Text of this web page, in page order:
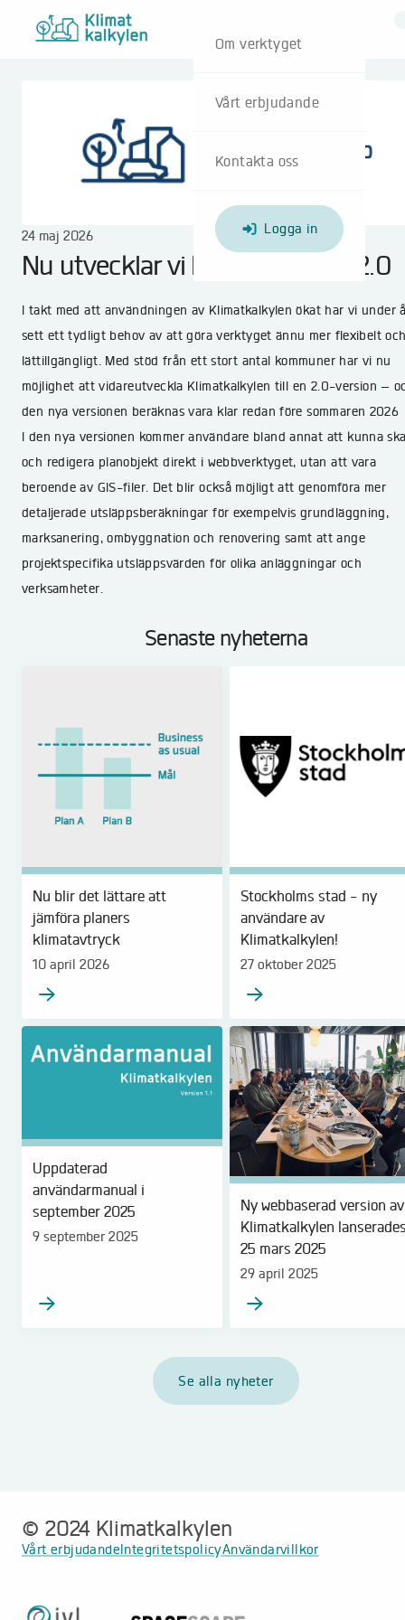
Om verktyget
Vårt erbjudande
Kontakta oss
Logga in
24 maj 2026
Nu utvecklar vi Klimatkalkylen 2.0
I takt med att användningen av Klimatkalkylen ökat har vi under
sett ett tydligt behov av att göra verktyget ännu mer flexibelt
lättillgängligt. Med stöd från ett stort antal kommuner har vi nu
möjlighet att vidareutveckla Klimatkalkylen till en 2.0-version —
den nya versionen beräknas vara klar redan före sommaren 2026
I den nya versionen kommer användare bland annat att kunna
och redigera planobjekt direkt i webbverktyget, utan att vara
beroende av GIS-filer. Det blir också möjligt att genomföra mer
detaljerade utsläppsberäkningar för exempelvis grundläggning,
marksanering, ombyggnation och renovering samt att ange
projektspecifika utsläppsvärden för olika anläggningar och
verksamheter.
Senaste nyheterna
Nu blir det lättare att
jämföra planers
klimatavtryck
10 april 2026
Stockholms stad - ny
användare av
Klimatkalkylen!
27 oktober 2025
Uppdaterad
användarmanual i
september 2025
9 september 2025
Ny webbaserad version av
Klimatkalkylen
25 mars 2025
29 april 2025
Se alla nyheter
© 2024 Klimatkalkylen
Vårt erbjudandeIntegritetspolicyAnvändarvillkor